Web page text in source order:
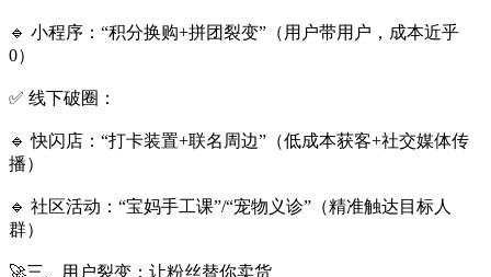
🔹 小程序：“积分换购+拼团裂变”（用户带用户，成本近乎
0）
✅ 线下破圈：
🔹 快闪店：“打卡装置+联名周边”（低成本获客+社交媒体传
播）
🔹 社区活动：“宝妈手工课”/“宠物义诊”（精准触达目标人
群）
🚀三、用户裂变：让粉丝替你卖货